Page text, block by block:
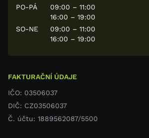
FAKTURAČNÍ ÚDAJE
IČO: 03506037
DIČ: CZ03506037
Č. účtu: 1889562087/5500
PO-PÁ
09:00 – 11:00
16:00 – 19:00
SO-NE
09:00 – 11:00
16:00 – 19:00